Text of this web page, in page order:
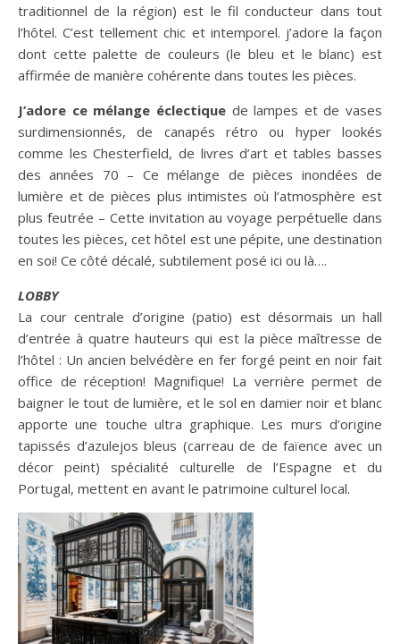
traditionnel de la région) est le fil conducteur dans tout
l’hôtel. C’est tellement chic et intemporel. j’adore la façon
dont cette palette de couleurs (le bleu et le blanc) est
affirmée de manière cohérente dans toutes les pièces.
J’adore ce mélange éclectiquede lampes et de vases
surdimensionnés, de canapés rétro ou hyper lookés
comme les Chesterfield, de livres d’art et tables basses
des années 70 – Ce mélange de pièces inondées de
lumière et de pièces plus intimistes où l’atmosphère est
plus feutrée – Cette invitation au voyage perpétuelle dans
toutes les pièces, cet hôtel est une pépite, une destination
en soi! Ce côté décalé, subtilement posé ici ou là….
LOBBY
La cour centrale d’origine (patio) est désormais un hall
d’entrée à quatre hauteurs qui est la pièce maîtresse de
l’hôtel : Un ancien belvédère en fer forgé peint en noir fait
office de réception! Magnifique! La verrière permet de
baigner le tout de lumière, et le sol en damier noir et blanc
apporte une touche ultra graphique. Les murs d’origine
tapissés d’azulejos bleus (carreau de de faïence avec un
décor peint) spécialité culturelle de l’Espagne et du
Portugal, mettent en avant le patrimoine culturel local.